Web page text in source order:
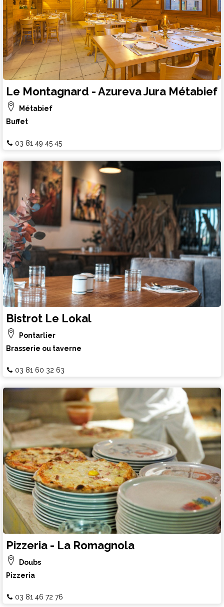
Le Montagnard - Azureva Jura Métabief
Métabief
Buffet
03 81 49 45 45
Bistrot Le Lokal
Pontarlier
Brasserie ou taverne
03 81 60 32 63
Pizzeria - La Romagnola
Doubs
Pizzeria
03 81 46 72 76